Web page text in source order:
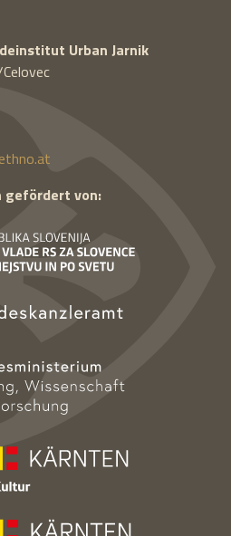
Urban Jarnik
gefördert von: